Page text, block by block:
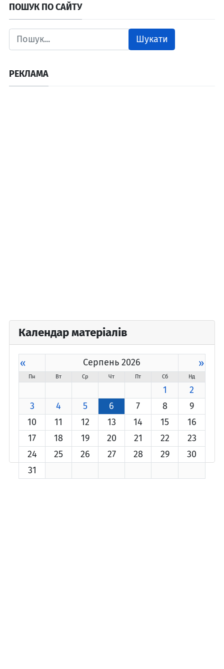
ПОШУК ПО САЙТУ
Шукати
РЕКЛАМА
Календар матеріалів
« Серпень 2026 »
Пн Вт Ср Чт Пт Сб Нд
1
2
3
4 5 6 7 8
9
10
11 12 13 14 15
16
17
18 19 20 21 22
23
24
25 26 27 28 29
30
31